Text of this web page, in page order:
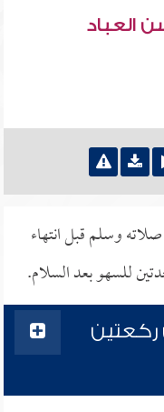
العباد
صلاته وسلم قبل انتهاء
للسهو بعد السلام.